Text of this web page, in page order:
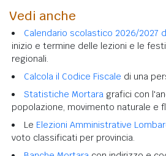
Vedi anche
Calendario scolastico 2026/2027
inizio e termine delle lezioni e le
regionali.
Calcola il Codice Fiscale di una
Statistiche Mortara grafici con
popolazione, movimento naturale e
Le Elezioni Amministrative
voto classificati per provincia.